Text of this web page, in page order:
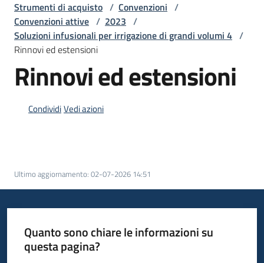
L'Agenzia
Piattaforme
telematiche
Strumenti di acquisto / Convenzioni /
Convenzioni attive / 2023 /
Soluzioni infusionali per irrigazione di grandi volumi 4 /
Rinnovi ed estensioni
Rinnovi ed estensioni
CondividiVedi azioni
Ultimo aggiornamento: 02-07-2026 14:51
Quanto sono chiare le informazioni su
questa pagina?